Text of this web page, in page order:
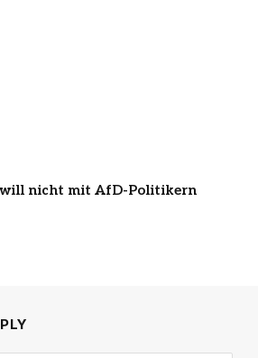
will nicht mit AfD-Politikern